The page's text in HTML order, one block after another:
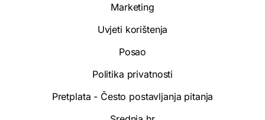
Marketing
Uvjeti korištenja
Posao
Politika privatnosti
Pretplata - Često postavljanja pitanja